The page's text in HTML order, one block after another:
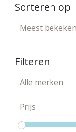
Sorteren op
Meest bekeken
Filteren
Alle merken
Prijs